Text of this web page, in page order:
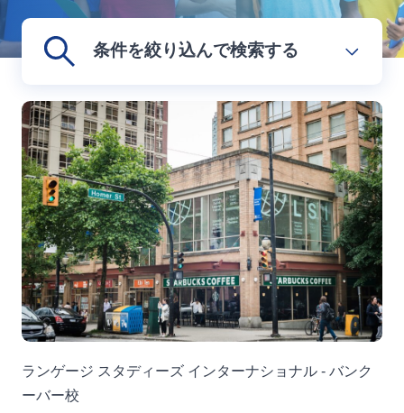
条件を絞り込んで検索する
ランゲージ スタディーズ インターナショナル - バンク
ーバー校